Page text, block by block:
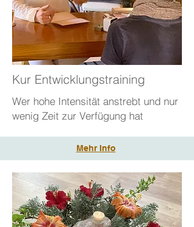
Kur Entwicklungstraining
Wer hohe Intensität anstrebt und nur
wenig Zeit zur Verfügung hat
Mehr Info